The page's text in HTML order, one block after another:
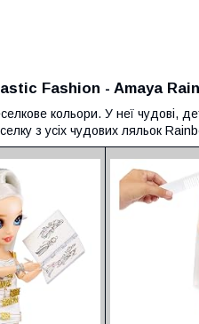
Fashion - Amaya
кольори. У неї чудові,
з усіх чудових ляльок